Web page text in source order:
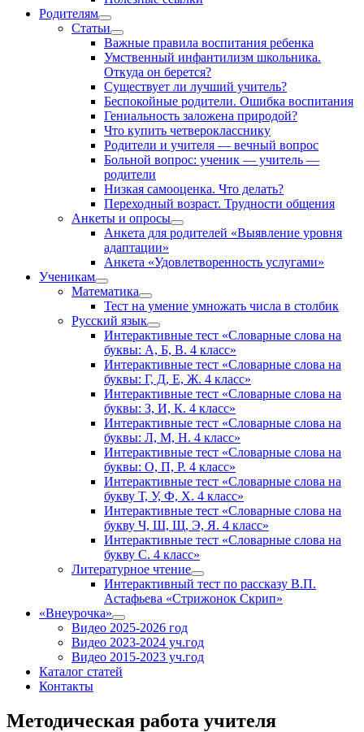
Родителям
Статьи
Важные правила воспитания ребенка
Умственный инфантилизм школьника.
Откуда он берется?
Существует ли лучший учитель?
Беспокойные родители. Ошибка воспитания
Гениальность заложена природой?
Что купить четверокласснику
Родители и учителя — вечный вопрос
Больной вопрос: ученик — учитель —
родители
Низкая самооценка. Что делать?
Переходный возраст. Трудности общения
Анкеты и опросы
Анкета для родителей «Выявление уровня
адаптации»
Анкета «Удовлетворенность услугами»
Ученикам
Математика
Тест на умение умножать числа в столбик
Русский язык
Интерактивные тест «Словарные слова на
буквы: А, Б, В. 4 класс»
Интерактивные тест «Словарные слова на
буквы: Г, Д, Е, Ж. 4 класс»
Интерактивные тест «Словарные слова на
буквы: З, И, К. 4 класс»
Интерактивные тест «Словарные слова на
буквы: Л, М, Н. 4 класс»
Интерактивные тест «Словарные слова на
буквы: О, П, Р. 4 класс»
Интерактивные тест «Словарные слова на
букву Т, У, Ф, Х. 4 класс»
Интерактивные тест «Словарные слова на
букву Ч, Ш, Щ, Э, Я. 4 класс»
Интерактивные тест «Словарные слова на
букву С. 4 класс»
Литературное чтение
Интерактивный тест по рассказу В.П.
Астафьева «Стрижонок Скрип»
«Внеурочка»
Видео 2025-2026 год
Видео 2023-2024 уч.год
Видео 2015-2023 уч.год
Каталог статей
Контакты
Методическая работа учителя